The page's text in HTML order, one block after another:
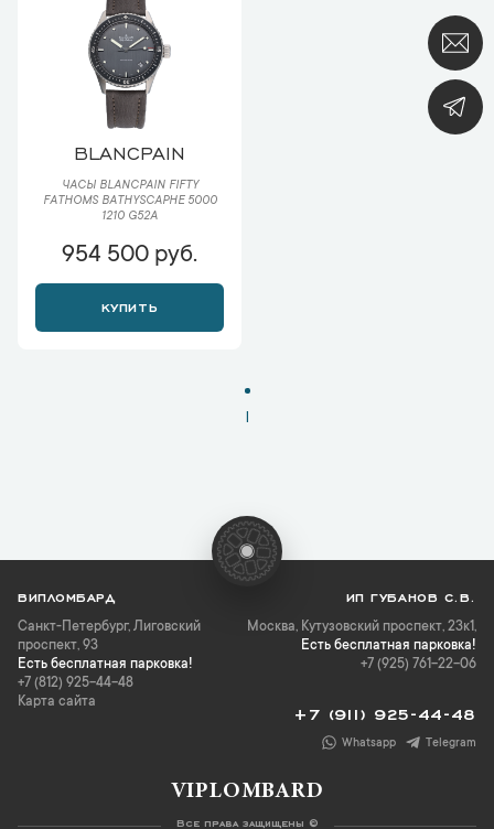
BLANCPAIN
ЧАСЫ BLANCPAIN FIFTY
FATHOMS BATHYSCAPHE 5000
1210 G52A
954 500 руб.
КУПИТЬ
1
ВИПЛОМБАРД
Санкт-Петербург, Лиговский
проспект, 93
Есть бесплатная парковка!
+7 (812) 925-44-48
Карта сайта
ИП ГУБАНОВ С.В.
Москва, Кутузовский проспект, 23к1,
Есть бесплатная парковка!
+7 (925) 761-22-06
+7 (911) 925-44-48
Whatsapp Telegram
VIPLOMBARD
Все права защищены ©